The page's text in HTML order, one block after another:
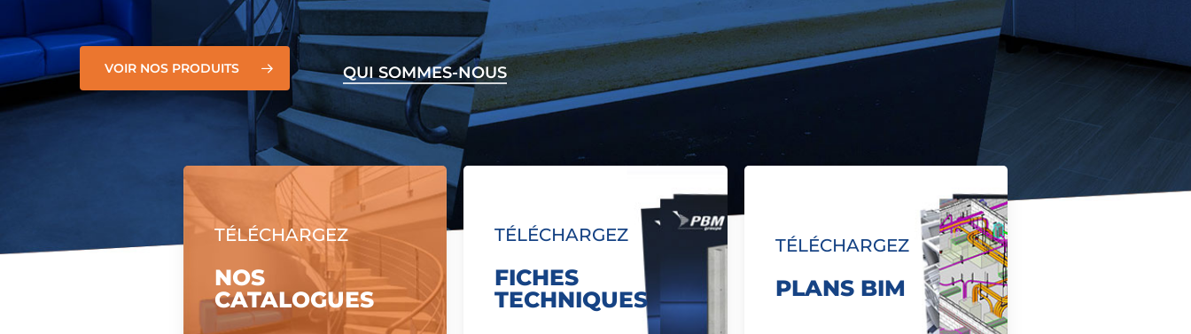
VOIR NOS PRODUITS QUI SOMMES-NOUS
TÉLÉCHARGEZ
NOS
CATALOGUES
TÉLÉCHARGEZ
FICHES
TECHNIQUES
TÉLÉCHARGEZ
PLANS BIM